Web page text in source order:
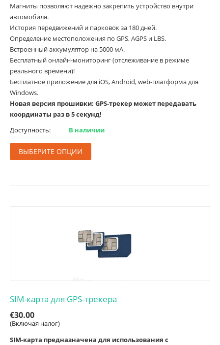
Магниты позволяют надежно закрепить устройство внутри
автомобиля.
История передвижений и парковок за 180 дней.
Определение местоположения по GPS, AGPS и LBS.
Встроенный аккумулятор на 5000 мА.
Бесплатный онлайн-мониторинг (отслеживание в режиме
реального времени)!
Бесплатное приложение для iOS, Android, web-платформа для
Windows.
Новая версия прошивки: GPS-трекер может передавать
координаты раз в 5 секунд!
Доступность:
В наличии
ВЫБЕРИТЕ ОПЦИИ
SIM-карта для GPS-трекера
€30.00
(Включая налог)
SIM-карта предназначена для использования с